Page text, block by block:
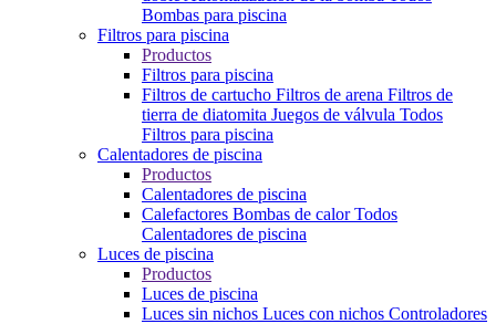
Bombas para piscina
Filtros para piscina
Productos
Filtros para piscina
Filtros de cartucho Filtros de arena Filtros de
tierra de diatomita Juegos de válvula Todos
Filtros para piscina
Calentadores de piscina
Productos
Calentadores de piscina
Calefactores Bombas de calorTodos
Calentadores de piscina
Luces de piscina
Productos
Luces de piscina
Luces sin nichos Luces con nichos Controladores